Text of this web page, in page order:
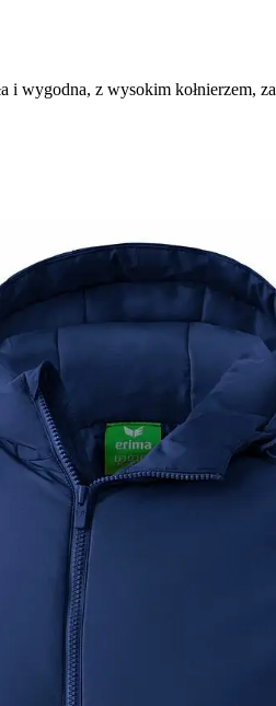
wygodna, z wysokim kołnierzem,